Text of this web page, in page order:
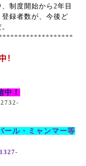
制度開始から 2年目
録者数が、今後ど
！
！
ール・ミャンマー等